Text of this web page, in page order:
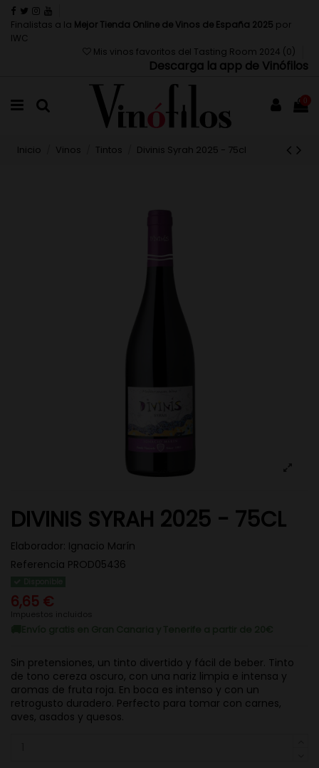
Finalistas a la Mejor Tienda Online de Vinos de España 2025 por
IWC
Mis vinos favoritos del Tasting Room 2024 (0 )
Descarga la app de Vinófilos
0
Inicio Vinos Tintos Divinis Syrah 2025 - 75cl
DIVINIS SYRAH 2025 - 75CL
Elaborador: Ignacio Marín
Referencia PROD05436
6,65 €
Impuestos incluidos
Sin pretensiones, un tinto divertido y fácil de beber. Tinto
de tono cereza oscuro, con una nariz limpia e intensa y
aromas de fruta roja. En boca es intenso y con un
retrogusto duradero. Perfecto para tomar con carnes,
aves, asados y quesos.